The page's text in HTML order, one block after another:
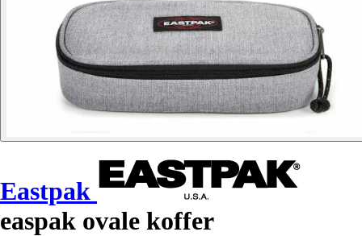
Eastpak
easpak ovale koffer